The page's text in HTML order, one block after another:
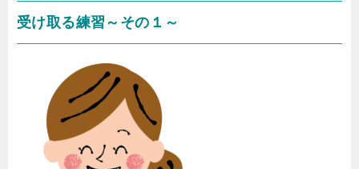
受け取る練習～その１～